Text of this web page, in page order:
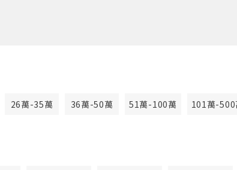
26萬-35萬 36萬-50萬 51萬-100萬 101萬-500